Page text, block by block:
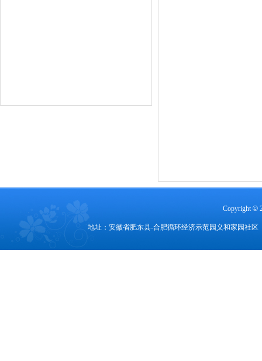
Copyright©
地址：安徽省肥东县-合肥循环经济示范园义和家园社